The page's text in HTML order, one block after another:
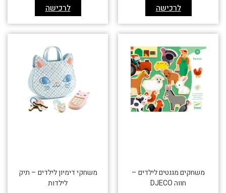
לרכישה לרכישה
משחקים מגנטים לילדים –
חווה DJECO
משחקי דימיון לילדים – תיק
לילדות